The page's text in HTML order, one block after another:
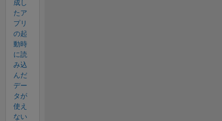
成し
たア
プリ
の起
動時
に読
み込
んだ
デー
タが
使え
ない